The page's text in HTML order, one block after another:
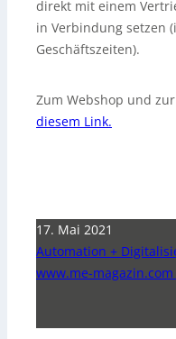
direkt mit einem
in Verbindung setzen
Geschäftszeiten).
Zum Webshop und
diesem Link.
17. Mai 2021
Automation +
www.me-magazin.com